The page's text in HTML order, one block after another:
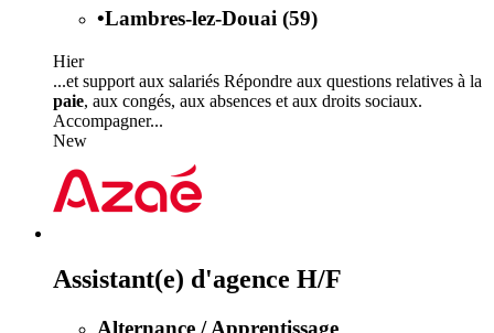
•Lambres-lez-Douai (59)
Hier
...et support aux salariés Répondre aux questions relatives à la
paie, aux congés, aux absences et aux droits sociaux.
Accompagner...
New
Assistant(e) d'agence H/F